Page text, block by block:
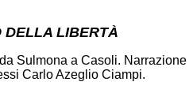
DELLA LIBERTÀ
Sulmona a Casoli. Narrazione
Carlo Azeglio Ciampi.